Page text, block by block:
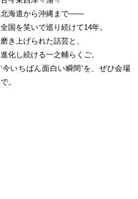
北海道から沖縄まで――
全国を笑いで巡り続けて14年。
磨き上げられた話芸と、
進化し続ける一之輔らくご。
‘今いちばん面白い瞬間’を、ぜひ会場
で。